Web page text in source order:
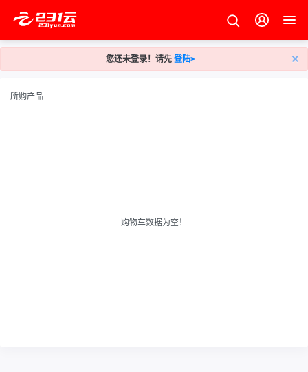
×
您还未登录！请先登陆>
所购产品
购物车数据为空！